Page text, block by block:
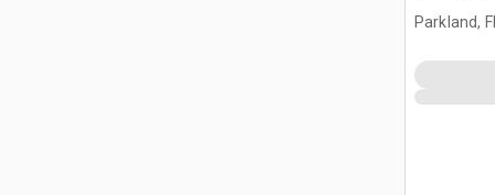
Parkland,